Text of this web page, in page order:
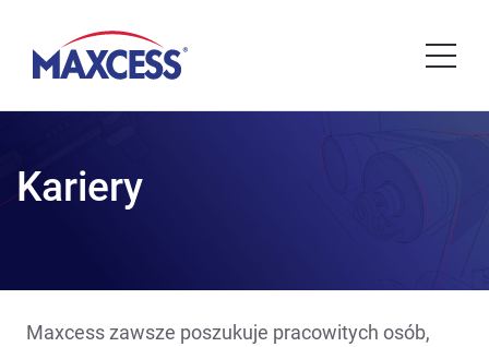
Kariery
Maxcess zawsze poszukuje pracowitych osób,